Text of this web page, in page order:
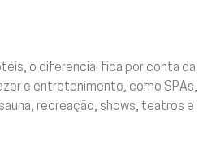
o diferencial fica por conta da
e entretenimento, como SPAs,
recreação, shows, teatros e